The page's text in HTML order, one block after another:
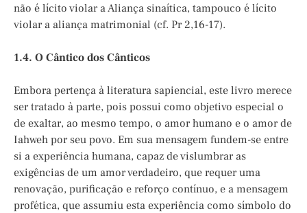
não é lícito violar a Aliança sinaítica, tampouco é lícito
violar a aliança matrimonial (cf. Pr 2,16-17).
1.4. O Cântico dos Cânticos
Embora pertença à literatura sapiencial, este livro merece
ser tratado à parte, pois possui como objetivo especial o
de exaltar, ao mesmo tempo, o amor humano e o amor de
Iahweh por seu povo. Em sua mensagem fundem-se entre
si a experiência humana, capaz de vislumbrar as
exigências de um amor verdadeiro, que requer uma
renovação, purificação e reforço contínuo, e a mensagem
profética, que assumiu esta experiência como símbolo do